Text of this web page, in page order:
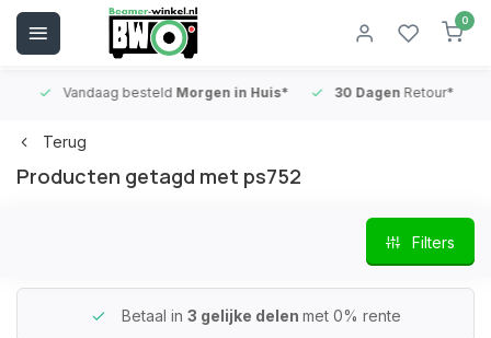
0
Vandaag besteldMorgen in Huis* 30 DagenRetour*
Terug
Producten getagd met ps752
Filters
Betaal in 3 gelijke delen met 0% rente